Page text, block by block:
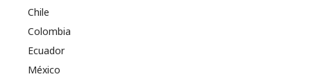
Chile
Colombia
Ecuador
México